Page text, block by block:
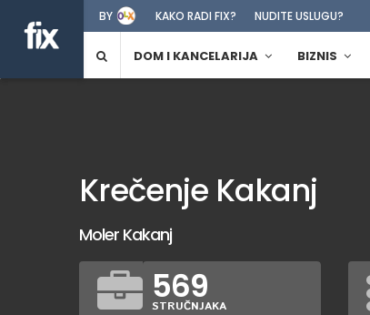
BY KAKO RADI FIX? NUDITE USLUGU?
DOM I KANCELARIJA BIZNIS
Krečenje Kakanj
Moler Kakanj
569
STRUČNJAKA